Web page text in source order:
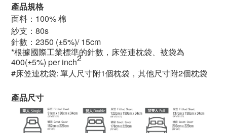
產品規格
面料：100% 棉
紗支：80s
針數：2350 (±5%)/ 15cm
*根據國際工業標準的針數，床笠連枕袋、被袋為
400(±5%) per inch2
#床笠連枕袋: 單人尺寸附1個枕袋，其他尺寸附2個枕袋
產品尺寸